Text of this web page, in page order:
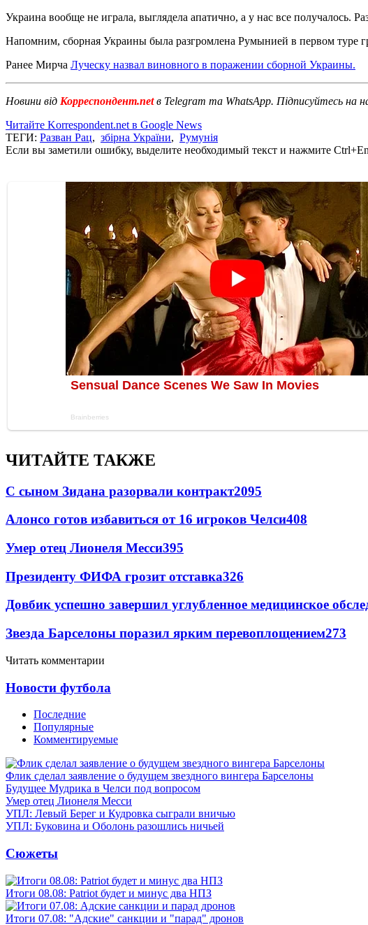
Украина вообще не играла, выглядела апатично, а у нас все получалось.
Напомним, сборная Украины была разгромлена Румынией в первом туре
Ранее Мирча Луческу назвал виновного в поражении сборной Украины.
Новини від Корреспондент.netв Telegram та WhatsApp. Підписуйтесь на
Читайте Korrespondent.net в Google News
ТЕГИ: Разван Рац, збірна України, Румунія
Если вы заметили ошибку, выделите необходимый текст и нажмите
ЧИТАЙТЕ ТАКЖЕ
С сыном Зидана разорвали контракт2095
Алонсо готов избавиться от 16 игроков Челси408
Умер отец Лионеля Месси395
Президенту ФИФА грозит отставка326
Довбик успешно завершил углубленное медицинское
Звезда Барселоны поразил ярким перевоплощением273
Читать комментарии
Новости футбола
Последние
Популярные
Комментируемые
Флик сделал заявление о будущем звездного вингера Барселоны
Будущее Мудрика в Челси под вопросом
Умер отец Лионеля Месси
УПЛ: Левый Берег и Кудровка сыграли вничью
УПЛ: Буковина и Оболонь разошлись ничьей
Сюжеты
Итоги 08.08: Patriot будет и минус два НПЗ
Итоги 07.08: "Адские" санкции и "парад" дронов